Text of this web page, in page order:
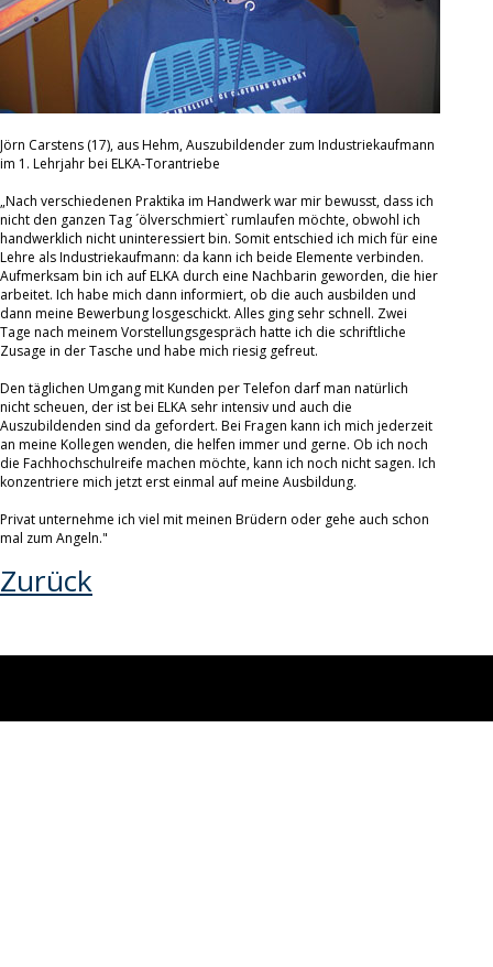
Jörn Carstens (17), aus Hehm, Auszubildender zum Industriekaufmann
im 1. Lehrjahr bei ELKA-Torantriebe
„Nach verschiedenen Praktika im Handwerk war mir bewusst, dass ich
nicht den ganzen Tag ´ölverschmiert` rumlaufen möchte, obwohl ich
handwerklich nicht uninteressiert bin. Somit entschied ich mich für eine
Lehre als Industriekaufmann: da kann ich beide Elemente verbinden.
Aufmerksam bin ich auf ELKA durch eine Nachbarin geworden, die hier
arbeitet. Ich habe mich dann informiert, ob die auch ausbilden und
dann meine Bewerbung losgeschickt. Alles ging sehr schnell. Zwei
Tage nach meinem Vorstellungsgespräch hatte ich die schriftliche
Zusage in der Tasche und habe mich riesig gefreut.
Den täglichen Umgang mit Kunden per Telefon darf man natürlich
nicht scheuen, der ist bei ELKA sehr intensiv und auch die
Auszubildenden sind da gefordert. Bei Fragen kann ich mich jederzeit
an meine Kollegen wenden, die helfen immer und gerne. Ob ich noch
die Fachhochschulreife machen möchte, kann ich noch nicht sagen. Ich
konzentriere mich jetzt erst einmal auf meine Ausbildung.
Privat unternehme ich viel mit meinen Brüdern oder gehe auch schon
mal zum Angeln."
Zurück